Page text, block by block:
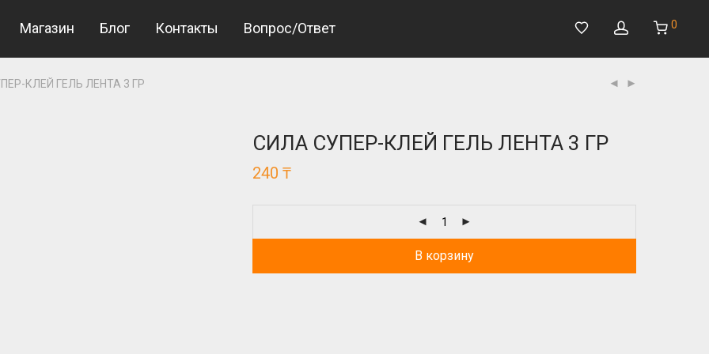
Магазин Блог Контакты Вопрос/Ответ 0
КЛЕЙ ГЕЛЬ ЛЕНТА 3 ГР
СИЛА СУПЕР-КЛЕЙ ГЕЛЬ ЛЕНТА 3 ГР
240 ₸
В корзину